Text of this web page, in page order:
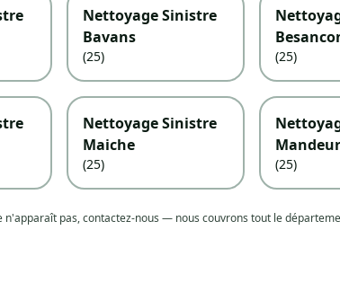
Nettoyage Sinistre
Bavans
(25) (25)
Nettoyage Sinistre
Maiche
(25) (25)
n'apparaît pas, contactez-nous — nous couvrons tout le